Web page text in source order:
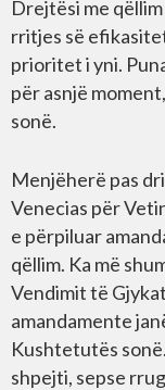
Drejtësi me
rritjes së
prioritet i yni.
për asnjë
sonë.
Menjëherë pas
Venecias për
e përpiluar
qëllim. Ka më
Vendimit të
amandamente
Kushtetutës
shpejti, sepse